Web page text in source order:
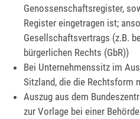
Genossenschaftsregister,
Register eingetragen ist;
Gesellschaftsvertrags (z.B.
bürgerlichen Rechts (GbR))
Bei Unternehmenssitz im
Sitzland, die die Rechtsform
Auszug aus dem
zur Vorlage bei einer